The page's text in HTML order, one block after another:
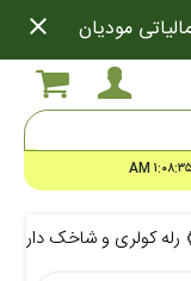
مودیان close
رله کولری و شاخک دار